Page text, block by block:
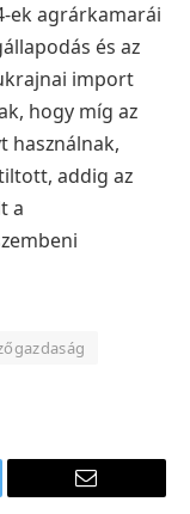
ek agrárkamarái
és az
import
hogy míg az
használnak,
addig az
a
E-